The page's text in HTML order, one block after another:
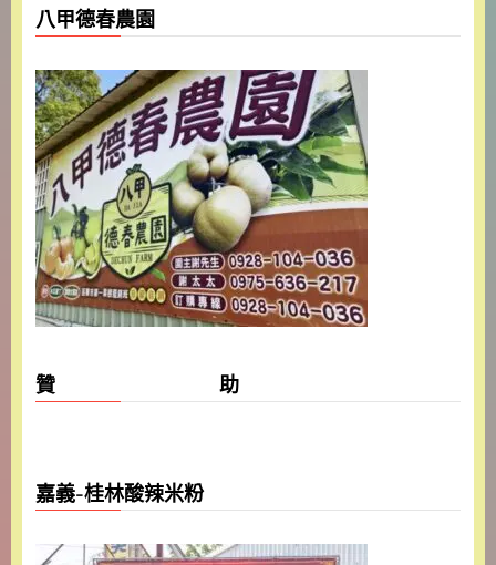
八甲德春農園
贊 助
嘉義-桂林酸辣米粉